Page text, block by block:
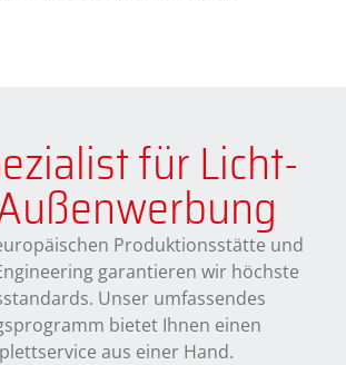
für Licht-
Produktionsstätte und
garantieren wir höchste
Unser umfassendes
bietet Ihnen einen
aus einer Hand.